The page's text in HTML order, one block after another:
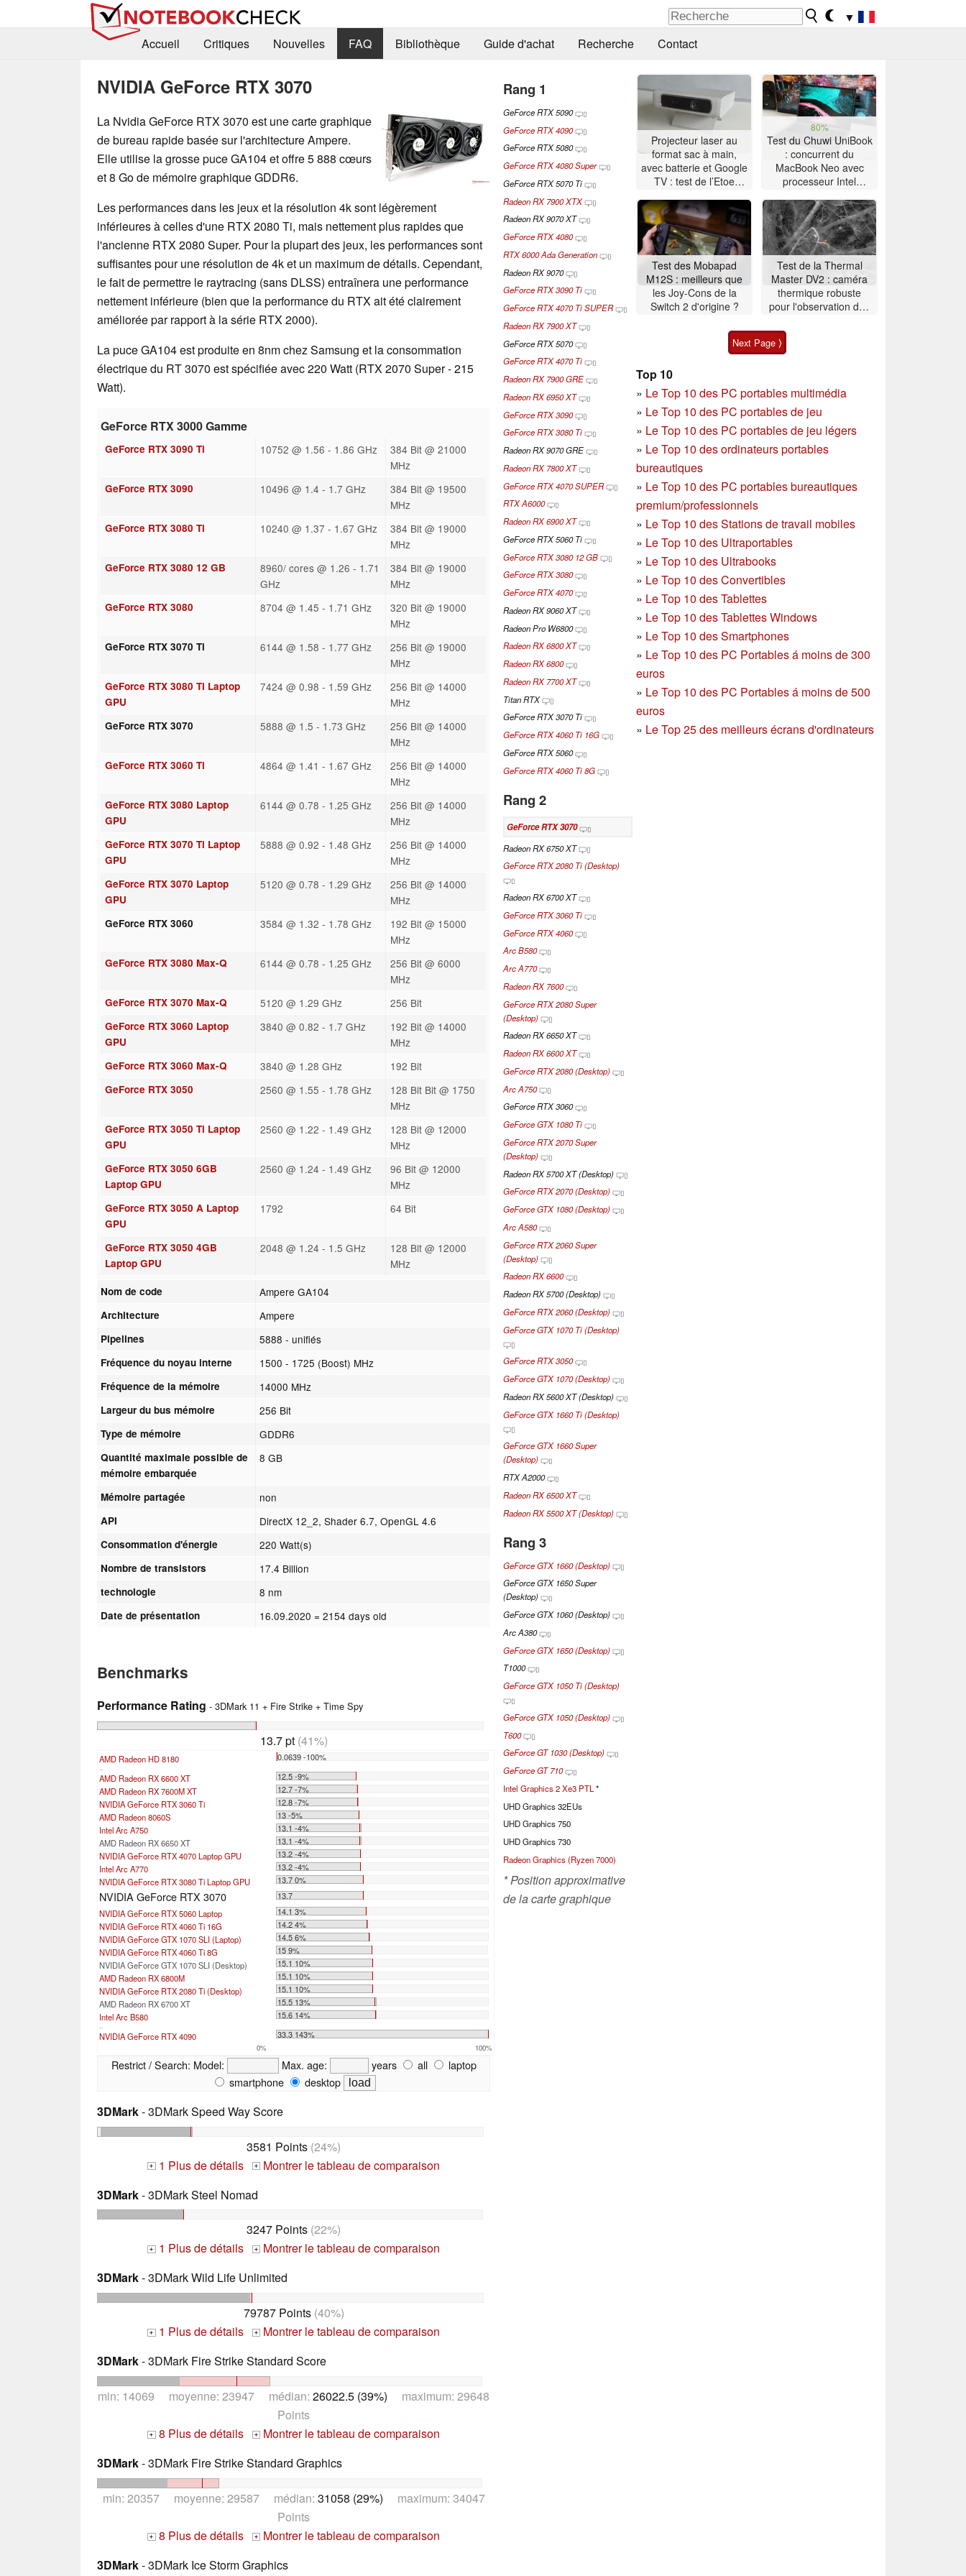
▼
Accueil
Critiques Nouvelles FAQ Bibliothèque Guide d'achat Recherche Contact
NVIDIA GeForce RTX 3070
La Nvidia GeForce RTX 3070 est une carte graphique
de bureau rapide basée sur l'architecture Ampere.
Elle utilise la grosse puce GA104 et offre 5 888 cœurs
et 8 Go de mémoire graphique GDDR6.
Les performances dans les jeux et la résolution 4k sont légèrement
inférieures à celles d'une RTX 2080 Ti, mais nettement plus rapides que
l'ancienne RTX 2080 Super. Pour la plupart des jeux, les performances sont
suffisantes pour une résolution de 4k et un maximum de détails. Cependant,
le fait de permettre le raytracing (sans DLSS) entraînera une performance
nettement inférieure (bien que la performance du RTX ait été clairement
améliorée par rapport à la série RTX 2000).
La puce GA104 est produite en 8nm chez Samsung et la consommation
électrique du RT 3070 est spécifiée avec 220 Watt (RTX 2070 Super - 215
Watt).
GeForce RTX 3000 Gamme
GeForce RTX 3090 Ti 10752 @ 1.56 - 1.86 GHz
384 Bit @ 21000
MHz
GeForce RTX 3090 10496 @ 1.4 - 1.7 GHz
384 Bit @ 19500
MHz
GeForce RTX 3080 Ti 10240 @ 1.37 - 1.67 GHz
384 Bit @ 19000
MHz
GeForce RTX 3080 12 GB
8960/ cores @ 1.26 - 1.71
GHz
384 Bit @ 19000
MHz
GeForce RTX 3080 8704 @ 1.45 - 1.71 GHz
320 Bit @ 19000
MHz
GeForce RTX 3070 Ti 6144 @ 1.58 - 1.77 GHz
256 Bit @ 19000
MHz
GeForce RTX 3080 Ti Laptop
GPU
7424 @ 0.98 - 1.59 GHz
256 Bit @ 14000
MHz
GeForce RTX 3070 5888 @ 1.5 - 1.73 GHz
256 Bit @ 14000
MHz
GeForce RTX 3060 Ti 4864 @ 1.41 - 1.67 GHz
256 Bit @ 14000
MHz
GeForce RTX 3080 Laptop
GPU
6144 @ 0.78 - 1.25 GHz
256 Bit @ 14000
MHz
GeForce RTX 3070 Ti Laptop
GPU
5888 @ 0.92 - 1.48 GHz
256 Bit @ 14000
MHz
GeForce RTX 3070 Laptop
GPU
5120 @ 0.78 - 1.29 GHz
256 Bit @ 14000
MHz
GeForce RTX 3060 3584 @ 1.32 - 1.78 GHz
192 Bit @ 15000
MHz
GeForce RTX 3080 Max-Q 6144 @ 0.78 - 1.25 GHz
256 Bit @ 6000
MHz
GeForce RTX 3070 Max-Q 5120 @ 1.29 GHz 256 Bit
GeForce RTX 3060 Laptop
GPU
3840 @ 0.82 - 1.7 GHz
192 Bit @ 14000
MHz
GeForce RTX 3060 Max-Q 3840 @ 1.28 GHz 192 Bit
GeForce RTX 3050 2560 @ 1.55 - 1.78 GHz
128 Bit Bit @ 1750
MHz
GeForce RTX 3050 Ti Laptop
GPU
2560 @ 1.22 - 1.49 GHz
128 Bit @ 12000
MHz
GeForce RTX 3050 6GB
Laptop GPU
2560 @ 1.24 - 1.49 GHz
96 Bit @ 12000
MHz
GeForce RTX 3050 A Laptop
GPU
1792 64 Bit
GeForce RTX 3050 4GB
Laptop GPU
2048 @ 1.24 - 1.5 GHz
128 Bit @ 12000
MHz
Nom de code Ampere GA104
Architecture Ampere
Pipelines 5888 - unifiés
Fréquence du noyau interne 1500 - 1725 (Boost) MHz
Fréquence de la mémoire 14000 MHz
Largeur du bus mémoire 256 Bit
Type de mémoire GDDR6
Quantité maximale possible de
mémoire embarquée
8 GB
Mémoire partagée non
API DirectX 12_2, Shader 6.7, OpenGL 4.6
Consommation d'énergie 220 Watt(s)
Nombre de transistors 17.4 Billion
technologie 8 nm
Date de présentation 16.09.2020 = 2154 days old
Benchmarks
Performance Rating - 3DMark 11 + Fire Strike + Time Spy
13.7 pt(41%)
AMD Radeon HD 8180 0.0639 -100%
AMD Radeon RX 6600 XT
12.5 -9%
AMD Radeon RX 7600M XT
12.7 -7%
NVIDIA GeForce RTX 3060 Ti
12.8 -7%
AMD Radeon 8060S
13 -5%
Intel Arc A750
13.1 -4%
AMD Radeon RX 6650 XT
13.1 -4%
NVIDIA GeForce RTX 4070 Laptop GPU
13.2 -4%
Intel Arc A770
13.2 -4%
NVIDIA GeForce RTX 3080 Ti Laptop GPU
13.7 0%
NVIDIA GeForce RTX 3070
13.7
NVIDIA GeForce RTX 5060 Laptop
14.1 3%
NVIDIA GeForce RTX 4060 Ti 16G
14.2 4%
NVIDIA GeForce GTX 1070 SLI (Laptop)
14.5 6%
NVIDIA GeForce RTX 4060 Ti 8G
15 9%
NVIDIA GeForce GTX 1070 SLI (Desktop)
15.1 10%
AMD Radeon RX 6800M
15.1 10%
NVIDIA GeForce RTX 2080 Ti (Desktop)
15.1 10%
AMD Radeon RX 6700 XT
15.5 13%
Intel Arc B580
15.6 14%
NVIDIA GeForce RTX 4090 33.3 143%
0% 100%
Restrict / Search: Model: Max. age: years all
laptop
smartphone
desktop
3DMark- 3DMark Speed Way Score
3581 Points (24%)
+ 1 Plus de détails +
Montrer le tableau de comparaison
3DMark- 3DMark Steel Nomad
3247 Points (22%)
+ 1 Plus de détails +
Montrer le tableau de comparaison
3DMark- 3DMark Wild Life Unlimited
79787 Points(40%)
+ 1 Plus de détails +
Montrer le tableau de comparaison
3DMark- 3DMark Fire Strike Standard Score
min: 14069 moyenne: 23947 médian: 26022.5 (39%) maximum: 29648
Points
+ 8 Plus de détails +
Montrer le tableau de comparaison
3DMark- 3DMark Fire Strike Standard Graphics
min: 20357 moyenne: 29587 médian: 31058 (29%) maximum: 34047
Points
+ 8 Plus de détails +
Montrer le tableau de comparaison
3DMark- 3DMark Ice Storm Graphics
Rang 1
GeForce RTX 5090
GeForce RTX 4090
GeForce RTX 5080
GeForce RTX 4080 Super
GeForce RTX 5070 Ti
Radeon RX 7900 XTX
Radeon RX 9070 XT
GeForce RTX 4080
RTX 6000 Ada Generation
Radeon RX 9070
GeForce RTX 3090 Ti
GeForce RTX 4070 Ti SUPER
Radeon RX 7900 XT
GeForce RTX 5070
GeForce RTX 4070 Ti
Radeon RX 7900 GRE
Radeon RX 6950 XT
GeForce RTX 3090
GeForce RTX 3080 Ti
Radeon RX 9070 GRE
Radeon RX 7800 XT
GeForce RTX 4070 SUPER
RTX A6000
Radeon RX 6900 XT
GeForce RTX 5060 Ti
GeForce RTX 3080 12 GB
GeForce RTX 3080
GeForce RTX 4070
Radeon RX 9060 XT
Radeon Pro W6800
Radeon RX 6800 XT
Radeon RX 6800
Radeon RX 7700 XT
Titan RTX
GeForce RTX 3070 Ti
GeForce RTX 4060 Ti 16G
GeForce RTX 5060
GeForce RTX 4060 Ti 8G
Rang 2
GeForce RTX 3070
Radeon RX 6750 XT
GeForce RTX 2080 Ti (Desktop)
Radeon RX 6700 XT
GeForce RTX 3060 Ti
GeForce RTX 4060
Arc B580
Arc A770
Radeon RX 7600
GeForce RTX 2080 Super
(Desktop)
Radeon RX 6650 XT
Radeon RX 6600 XT
GeForce RTX 2080 (Desktop)
Arc A750
GeForce RTX 3060
GeForce GTX 1080 Ti
GeForce RTX 2070 Super
(Desktop)
Radeon RX 5700 XT (Desktop)
GeForce RTX 2070 (Desktop)
GeForce GTX 1080 (Desktop)
Arc A580
GeForce RTX 2060 Super
(Desktop)
Radeon RX 6600
Radeon RX 5700 (Desktop)
GeForce RTX 2060 (Desktop)
GeForce GTX 1070 Ti (Desktop)
GeForce RTX 3050
GeForce GTX 1070 (Desktop)
Radeon RX 5600 XT (Desktop)
GeForce GTX 1660 Ti (Desktop)
GeForce GTX 1660 Super
(Desktop)
RTX A2000
Radeon RX 6500 XT
Radeon RX 5500 XT (Desktop)
Rang 3
GeForce GTX 1660 (Desktop)
GeForce GTX 1650 Super
(Desktop)
GeForce GTX 1060 (Desktop)
Arc A380
GeForce GTX 1650 (Desktop)
T1000
GeForce GTX 1050 Ti (Desktop)
GeForce GTX 1050 (Desktop)
T600
GeForce GT 1030 (Desktop)
GeForce GT 710
Intel Graphics 2 Xe3 PTL *
UHD Graphics 32EUs
UHD Graphics 750
UHD Graphics 730
Radeon Graphics (Ryzen 7000)
* Position approximative
de la carte graphique
Projecteur laser au
format sac à main,
avec batterie et Google
TV : test de l’Etoe
80%
Test du Chuwi UniBook
: concurrent du
MacBook Neo avec
processeur Intel
Test des Mobapad
M12S : meilleurs que
les Joy-Cons de la
Switch 2 d'origine ?
Test de la Thermal
Master DV2 : caméra
thermique robuste
pour l'observation des
Next Page ⟩
Top 10
» Le Top 10 des PC portables multimédia
» Le Top 10 des PC portables de jeu
» Le Top 10 des PC portables de jeu légers
» Le Top 10 des ordinateurs portables
bureautiques
» Le Top 10 des PC portables bureautiques
premium/professionnels
» Le Top 10 des Stations de travail mobiles
» Le Top 10 des Ultraportables
» Le Top 10 des Ultrabooks
» Le Top 10 des Convertibles
» Le Top 10 des Tablettes
» Le Top 10 des Tablettes Windows
» Le Top 10 des Smartphones
» Le Top 10 des PC Portables á moins de 300
euros
» Le Top 10 des PC Portables á moins de 500
euros
» Le Top 25 des meilleurs écrans d'ordinateurs